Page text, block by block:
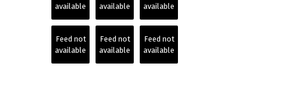
available
available
available
Feed not
available
Feed not
available
Feed not
available